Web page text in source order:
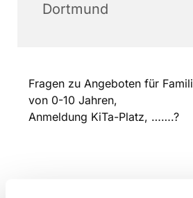
Dortmund
Fragen zu Angeboten für
von 0-10 Jahren,
Anmeldung KiTa-Platz, …….?